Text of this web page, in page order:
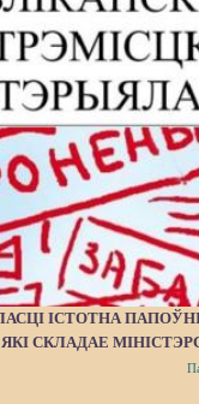
ІСТОТНА
ЯКІ СКЛАДАЕ